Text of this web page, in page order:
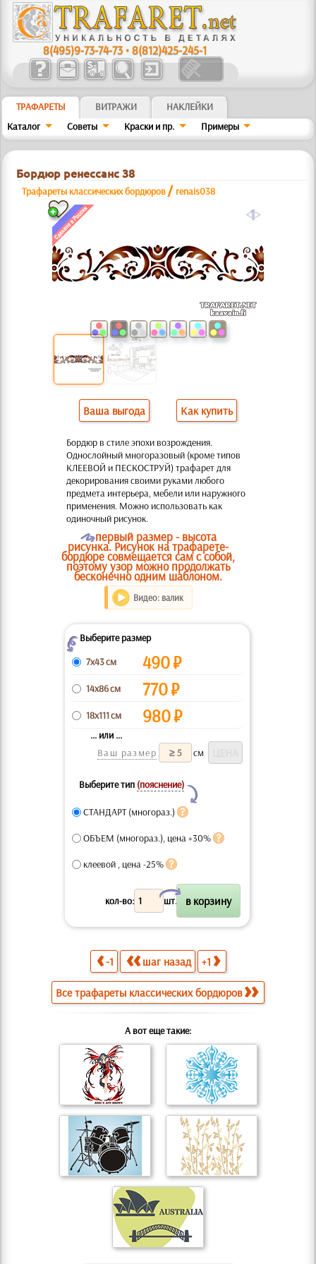
8(495)9-73-74-73 •8(812)425-245-1
ТРАФАРЕТЫ ВИТРАЖИ
НАКЛЕЙКИ
Каталог
Советы Краски и пр. Примеры
Бордюр ренессанс 38
Трафареты классических бордюров / renais038
a
Ваша выгода Как купить
Бордюр в стиле эпохи возрождения.
Однослойный многоразовый (кроме типов
КЛЕЕВОЙ и ПЕСКОСТРУЙ) трафарет для
декорирования своими руками любого
предмета интерьера, мебели или наружного
применения. Можно использовать как
одиночный рисунок.
Oпервый размер - высота
рисунка. Рисунок на трафарете-
бордюре совмещается сам с собой,
поэтому узор можно продолжать
бесконечно одним шаблоном.
Видео: валик
ZВыберите размер
7x43 см
490₽
14x86 см 770₽
18x111 см 980₽
... или ...
Ваш размер
см
Выберите тип (пояснение)
Y
СТАНДАРТ (многораз.)
ОБЪЕМ (многораз.), цена +30%
клеевой , цена -25%
кол-во: шт.
X
-1 шаг назад +1
Все трафареты классических бордюров
А вот еще такие: